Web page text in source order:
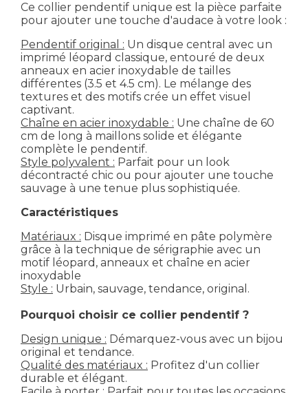
Ce collier pendentif unique est la pièce parfaite
pour ajouter une touche d'audace à votre look :
Pendentif original : Un disque central avec un
imprimé léopard classique, entouré de deux
anneaux en acier inoxydable de tailles
différentes (3.5 et 4.5 cm). Le mélange des
textures et des motifs crée un effet visuel
captivant.
Chaîne en acier inoxydable : Une chaîne de 60
cm de long à maillons solide et élégante
complète le pendentif.
Style polyvalent : Parfait pour un look
décontracté chic ou pour ajouter une touche
sauvage à une tenue plus sophistiquée.
Caractéristiques
Matériaux : Disque imprimé en pâte polymère
grâce à la technique de sérigraphie avec un
motif léopard, anneaux et chaîne en acier
inoxydable
Style : Urbain, sauvage, tendance, original.
Pourquoi choisir ce collier pendentif ?
Design unique : Démarquez-vous avec un bijou
original et tendance.
Qualité des matériaux : Profitez d'un collier
durable et élégant.